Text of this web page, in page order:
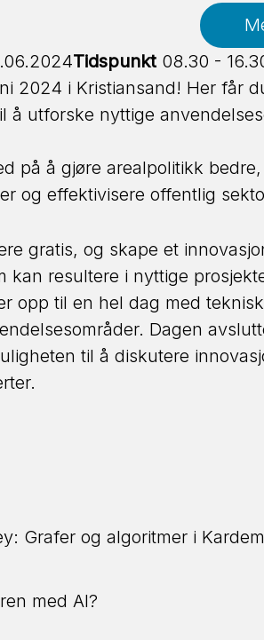
Tidspunkt08.30 -
2024 i Kristiansand! Her får
å utforske nyttige
på å gjøre arealpolitikk
og effektivisere offentlig
gratis, og skape et
kan resultere i nyttige
opp til en hel dag med
Dagen
til å diskutere
Grafer og algoritmer i
med AI?